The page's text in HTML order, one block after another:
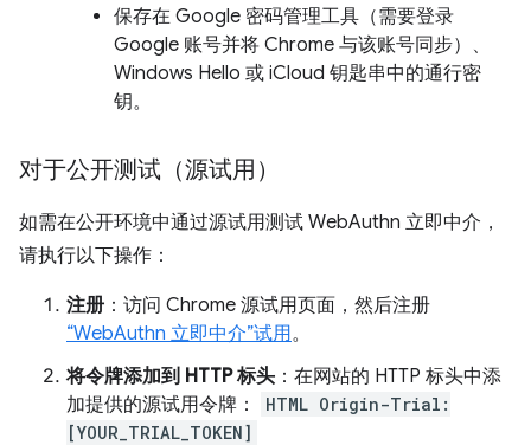
保存在 Google 密码管理工具（需要登录
Google 账号并将 Chrome 与该账号同步）、
Windows Hello 或 iCloud 钥匙串中的通行密
钥。
对于公开测试（源试用）
如需在公开环境中通过源试用测试 WebAuthn 立即中介，
请执行以下操作：
注册 ：访问 Chrome 源试用页面，然后注册
“WebAuthn 立即中介”试用。
将令牌添加到 HTTP 标头 ：在网站的 HTTP 标头中添
加提供的源试用令牌：
HTML Origin-Trial:
[YOUR_TRIAL_TOKEN]